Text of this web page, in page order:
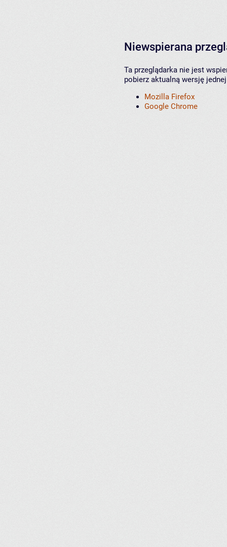
Niewspierana
Ta przeglądarka nie jest
pobierz aktualną wersję
Mozilla Firefox
Google Chrome